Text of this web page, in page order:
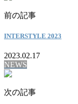
前の記事
INTERSTYLE 2023
2023.02.17
NEWS
次の記事